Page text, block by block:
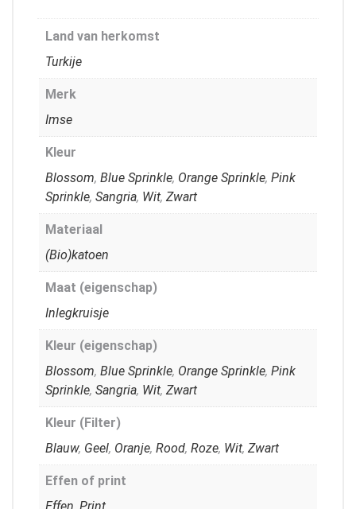
Land van herkomst
Turkije
Merk
Imse
Kleur
Blossom, Blue Sprinkle, Orange Sprinkle, Pink
Sprinkle, Sangria, Wit, Zwart
Materiaal
(Bio)katoen
Maat (eigenschap)
Inlegkruisje
Kleur (eigenschap)
Blossom, Blue Sprinkle, Orange Sprinkle, Pink
Sprinkle, Sangria, Wit, Zwart
Kleur (Filter)
Blauw, Geel, Oranje, Rood, Roze, Wit, Zwart
Effen of print